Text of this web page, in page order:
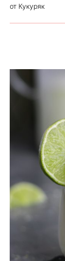
от Кукуряк